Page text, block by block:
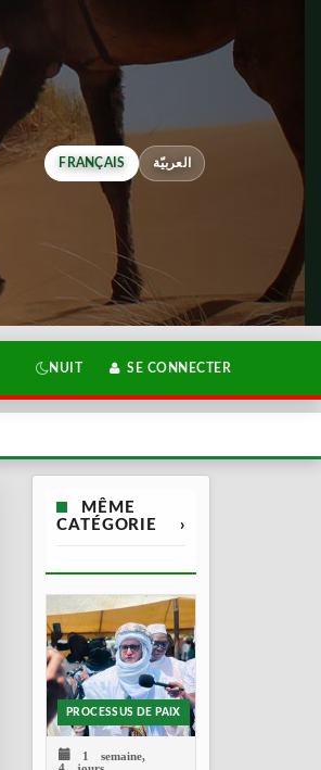
FRANÇAIS العربيّة
NUIT SE CONNECTER
MÊME
CATÉGORIE
›
PROCESSUS DE PAIX
1 semaine,
4 jours